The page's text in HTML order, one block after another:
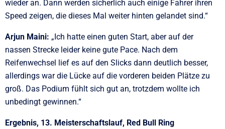
wieder an. Dann werden sicherlich auch einige Fahrer ihren
Speed zeigen, die dieses Mal weiter hinten gelandet sind.“
Arjun Maini: „Ich hatte einen guten Start, aber auf der
nassen Strecke leider keine gute Pace. Nach dem
Reifenwechsel lief es auf den Slicks dann deutlich besser,
allerdings war die Lücke auf die vorderen beiden Plätze zu
groß. Das Podium fühlt sich gut an, trotzdem wollte ich
unbedingt gewinnen.“
Ergebnis, 13. Meisterschaftslauf, Red Bull Ring